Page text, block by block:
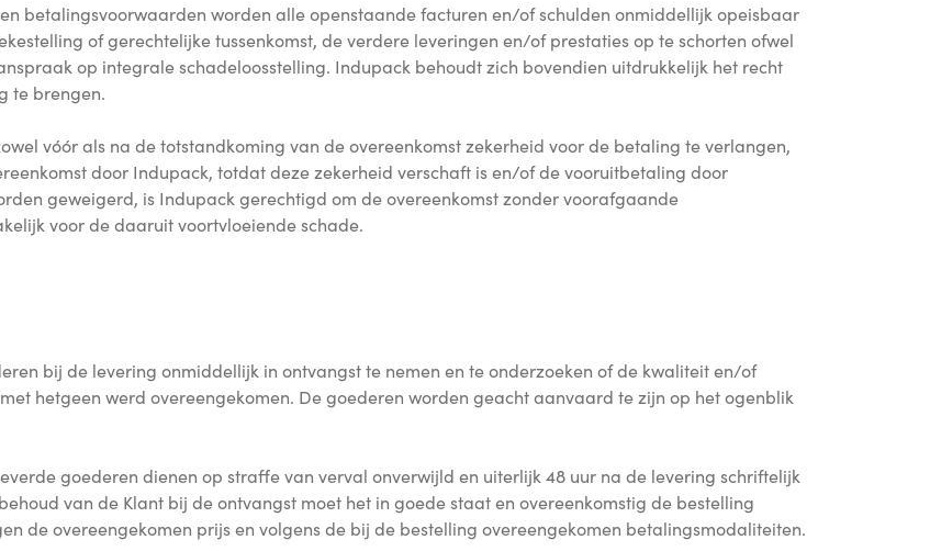
betalingsvoorwaarden worden alle openstaande facturen en/of schulden onmiddellijk opeisbaar
of gerechtelijke tussenkomst, de verdere leveringen en/of prestaties op te schorten ofwel
op integrale schadeloosstelling. Indupack behoudt zich bovendien uitdrukkelijk het recht
te brengen.
vóór als na de totstandkoming van de overeenkomst zekerheid voor de betaling te verlangen,
door Indupack, totdat deze zekerheid verschaft is en/of de vooruitbetaling door
geweigerd, is Indupack gerechtigd om de overeenkomst zonder voorafgaande
voor de daaruit voortvloeiende schade.
bij de levering onmiddellijk in ontvangst te nemen en te onderzoeken of de kwaliteit en/of
hetgeen werd overeengekomen. De goederen worden geacht aanvaard te zijn op het ogenblik
goederen dienen op straffe van verval onverwijld en uiterlijk 48 uur na de levering schriftelijk
van de Klant bij de ontvangst moet het in goede staat en overeenkomstig de bestelling
de overeengekomen prijs en volgens de bij de bestelling overeengekomen betalingsmodaliteiten.